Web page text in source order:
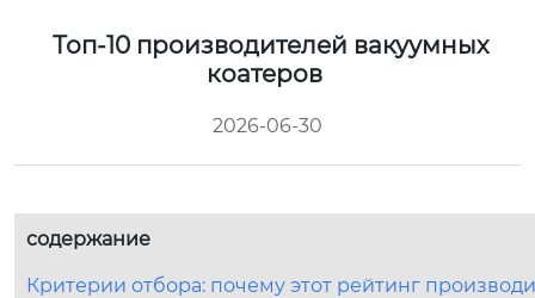
Топ-10 производителей вакуумных
коатеров
2026-06-30
содержание
Критерии отбора: почему этот рейтинг